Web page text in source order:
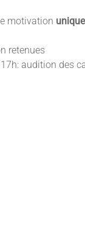
motivation
retenues
audition des